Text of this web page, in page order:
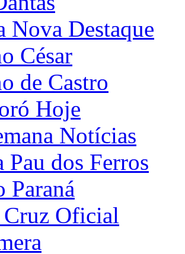
Nova Destaque
César
de Castro
Hoje
Notícias
Pau dos Ferros
Paraná
Oficial